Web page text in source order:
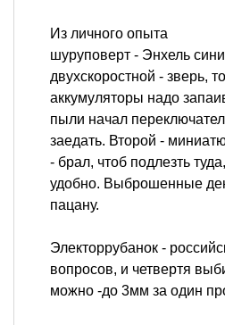
Из личного опыта
шуруповерт - Энхель
двухскоростной - зверь,
аккумуляторы надо
пыли начал
заедать. Второй -
- брал, чтоб подлезть
удобно. Выброшенные
пацану.
Электоррубанок -
вопросов, и четвертя
можно -до 3мм за один